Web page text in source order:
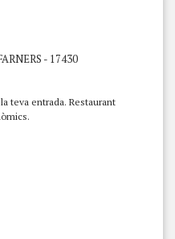
- 17430
teva entrada. Restaurant